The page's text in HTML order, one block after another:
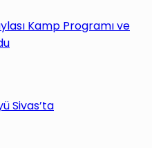
Kamp Programı ve
Sivas’ta